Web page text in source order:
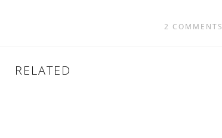
2 COMMENTS
RELATED